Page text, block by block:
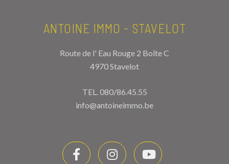
ANTOINE IMMO - STAVELOT
Route de l' Eau Rouge 2 Boîte C
4970 Stavelot
TEL.080/86.45.55
info@antoineimmo.be